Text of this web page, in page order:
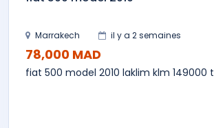
Marrakech il y a 2 semaines
78,000 MAD
fiat 500 model 2010 laklim klm 149000